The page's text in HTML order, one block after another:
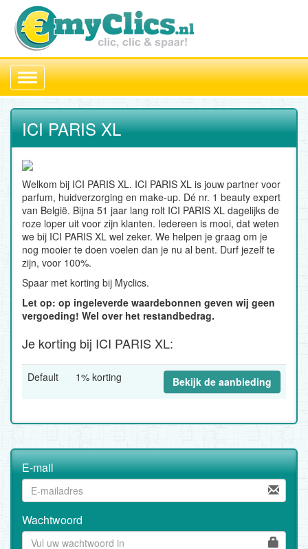
Toggle
navigation
ICI PARIS XL
Welkom bij ICI PARIS XL. ICI PARIS XL is jouw partner voor
parfum, huidverzorging en make-up. Dé nr. 1 beauty expert
van België. Bijna 51 jaar lang rolt ICI PARIS XL dagelijks de
roze loper uit voor zijn klanten. Iedereen is mooi, dat weten
we bij ICI PARIS XL wel zeker. We helpen je graag om je
nog mooier te doen voelen dan je nu al bent. Durf jezelf te
zijn, voor 100%.
Spaar met korting bij Myclics.
Let op: op ingeleverde waardebonnen geven wij geen
vergoeding! Wel over het restandbedrag.
Je korting bij ICI PARIS XL:
Default 1% korting Bekijk de aanbieding
E-mail
Wachtwoord